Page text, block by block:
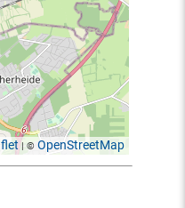
| © OpenStreetMap